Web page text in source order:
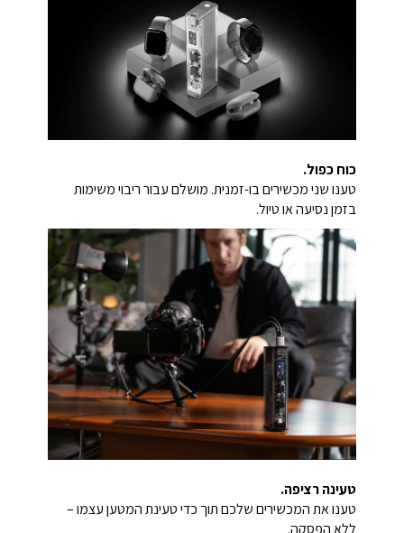
כוח כפול.
טענו שני מכשירים בו-זמנית. מושלם עבור ריבוי משימות
בזמן נסיעה או טיול.
טעינה רציפה.
טענו את המכשירים שלכם תוך כדי טעינת המטען עצמו –